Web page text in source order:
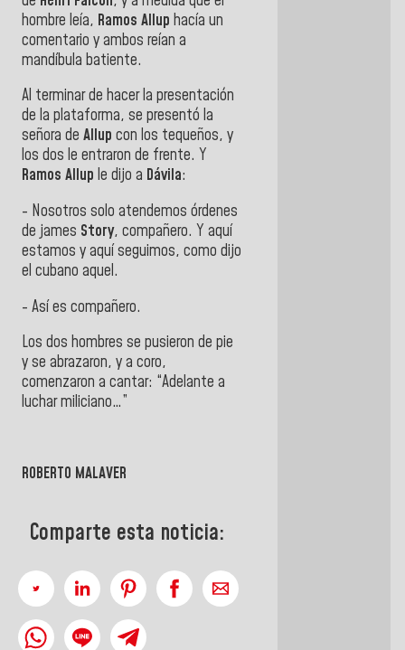
hombre leía, Ramos Allup hacía un
comentario y ambos reían a
mandíbula batiente.
Al terminar de hacer la presentación
de la plataforma, se presentó la
señora de Allup con los tequeños, y
los dos le entraron de frente. Y
Ramos Allup le dijo a Dávila:
- Nosotros solo atendemos órdenes
de james Story, compañero. Y aquí
estamos y aquí seguimos, como dijo
el cubano aquel.
- Así es compañero.
Los dos hombres se pusieron de pie
y se abrazaron, y a coro,
comenzaron a cantar: “Adelante a
luchar miliciano…”
ROBERTO MALAVER
Comparte esta noticia: